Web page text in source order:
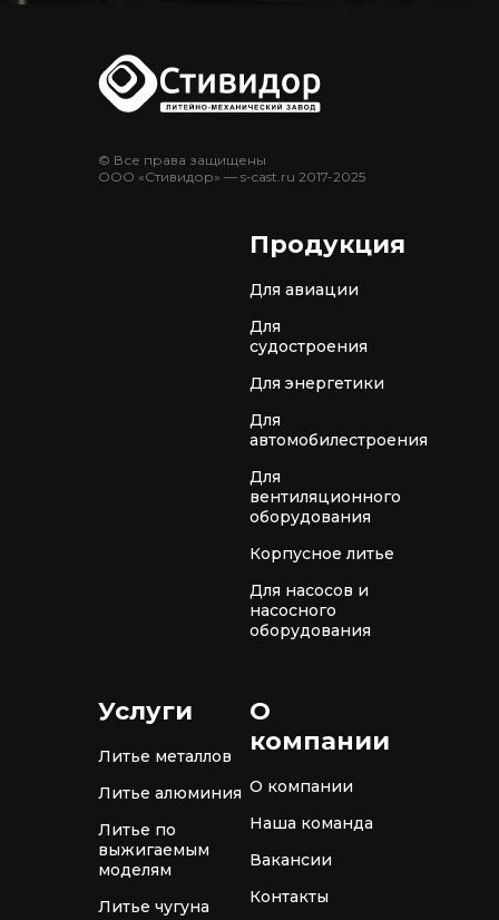
© Все права защищены
ООО «Стивидор» — s-cast.ru 2017-2025
Продукция
Для авиации
Для
судостроения
Для энергетики
Для
автомобилестроения
Для
вентиляционного
оборудования
Корпусное литье
Для насосов и
насосного
оборудования
Услуги
Литье металлов
Литье алюминия
Литье по
выжигаемым
моделям
Литье чугуна
О
компании
О компании
Наша команда
Вакансии
Контакты